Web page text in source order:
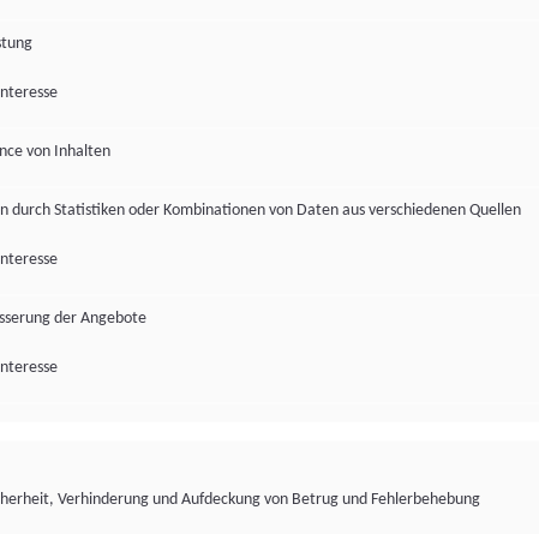
von Inhalten
durch Statistiken oder Kombinationen von Daten aus verschiedenen Quellen
der Angebote
Verhinderung und Aufdeckung von Betrug und Fehlerbehebung